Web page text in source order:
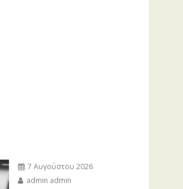
7 Αυγούστου 2026
admin admin